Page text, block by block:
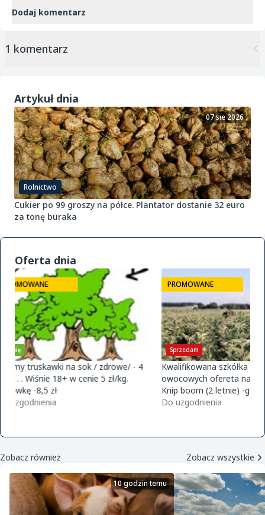
Dodaj komentarz
1 komentarz
Artykuł dnia
Rolnictwo
07 sie 2026
Cukier po 99 groszy na półce. Plantator dostanie 32 euro
za tonę buraka
Oferta dnia
Sprzedam
PROMOWANE
Kwalifikowana szkółka drzewek
owocowych ofereta na jesień 2026
Knip boom (2 letnie) -gala m9/m26 -
golden m9 -jeronimo m9/m26 -mutsu
Do uzgodnienia
Kupię
PROMOWANE
Firma Słowik
kisten. zapraszamy
726015688
Do uzgodnienia
Zobacz również Zobacz wszystkie
10 godzin temu